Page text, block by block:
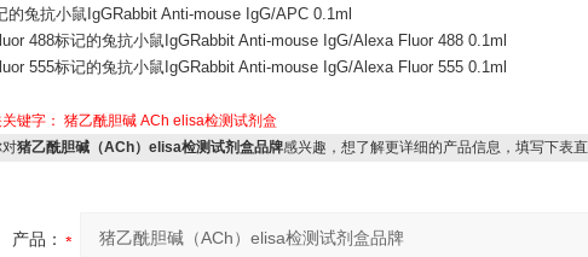
的兔抗小鼠IgGRabbit Anti-mouse IgG/APC 0.1ml
488标记的兔抗小鼠IgGRabbit Anti-mouse IgG/Alexa Fluor 488 0.1ml
555标记的兔抗小鼠IgGRabbit Anti-mouse IgG/Alexa Fluor 555 0.1ml
键字： 猪乙酰胆碱 ACh elisa检测试剂盒
猪乙酰胆碱（ACh）elisa检测试剂盒品牌感兴趣，想了解更详细的产品信息，填写下表
产品：